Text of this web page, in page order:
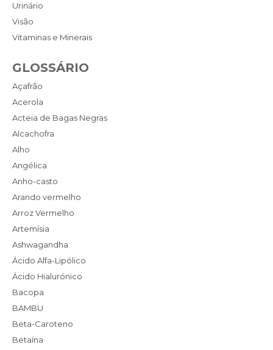
Urinário
Visão
Vitaminas e Minerais
GLOSSÁRIO
Açafrão
Acerola
Acteia de Bagas Negras
Alcachofra
Alho
Angélica
Anho-casto
Arando vermelho
Arroz Vermelho
Artemísia
Ashwagandha
Ácido Alfa-Lipólico
Ácido Hialurónico
Bacopa
BAMBU
Beta-Caroteno
Betaína